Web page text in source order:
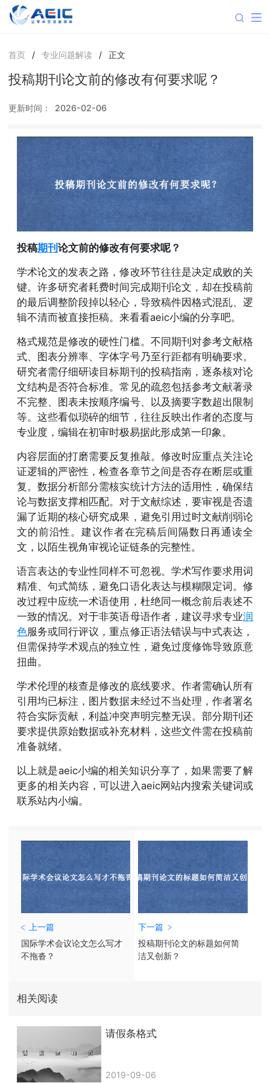
首页 / 专业问题解读 / 正文
投稿期刊论文前的修改有何要求呢？
更新时间： 2026-02-06
投稿期刊 论文前的修改有何要求呢？
学术论文的发表之路，修改环节往往是决定成败的关
键。许多研究者耗费时间完成期刊论文，却在投稿前
的最后调整阶段掉以轻心，导致稿件因格式混乱、逻
辑不清而被直接拒稿。来看看aeic小编的分享吧。
格式规范是修改的硬性门槛。不同期刊对参考文献格
式、图表分辨率、字体字号乃至行距都有明确要求。
研究者需仔细研读目标期刊的投稿指南，逐条核对论
文结构是否符合标准。常见的疏忽包括参考文献著录
不完整、图表未按顺序编号、以及摘要字数超出限制
等。这些看似琐碎的细节，往往反映出作者的态度与
专业度，编辑在初审时极易据此形成第一印象。
内容层面的打磨需要反复推敲。修改时应重点关注论
证逻辑的严密性，检查各章节之间是否存在断层或重
复。数据分析部分需核实统计方法的适用性，确保结
论与数据支撑相匹配。对于文献综述，要审视是否遗
漏了近期的核心研究成果，避免引用过时文献削弱论
文的前沿性。建议作者在完稿后间隔数日再通读全
文，以陌生视角审视论证链条的完整性。
语言表达的专业性同样不可忽视。学术写作要求用词
精准、句式简练，避免口语化表达与模糊限定词。修
改过程中应统一术语使用，杜绝同一概念前后表述不
一致的情况。对于非英语母语作者，建议寻求专业润
色服务或同行评议，重点修正语法错误与中式表达，
但需保持学术观点的独立性，避免过度修饰导致原意
扭曲。
学术伦理的核查是修改的底线要求。作者需确认所有
引用均已标注，图片数据未经过不当处理，作者署名
符合实际贡献，利益冲突声明完整无误。部分期刊还
要求提供原始数据或补充材料，这些文件需在投稿前
准备就绪。
以上就是aeic小编的相关知识分享了，如果需要了解
更多的相关内容，可以进入aeic网站内搜索关键词或
联系站内小编。
上一篇
国际学术会议论文怎么写才
不拖沓？
下一篇
投稿期刊论文的标题如何简
洁又创新？
相关阅读
请假条格式
2019-09-06